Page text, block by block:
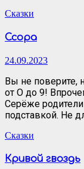
Сказки
Ссора
24.09.2023
Вы не поверите,
от О до 9!
Серёже
подставкой. Не
Сказки
Кривой гвоздь